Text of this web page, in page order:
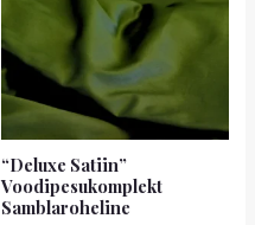
“Deluxe Satiin”
Voodipesukomplekt
Samblaroheline